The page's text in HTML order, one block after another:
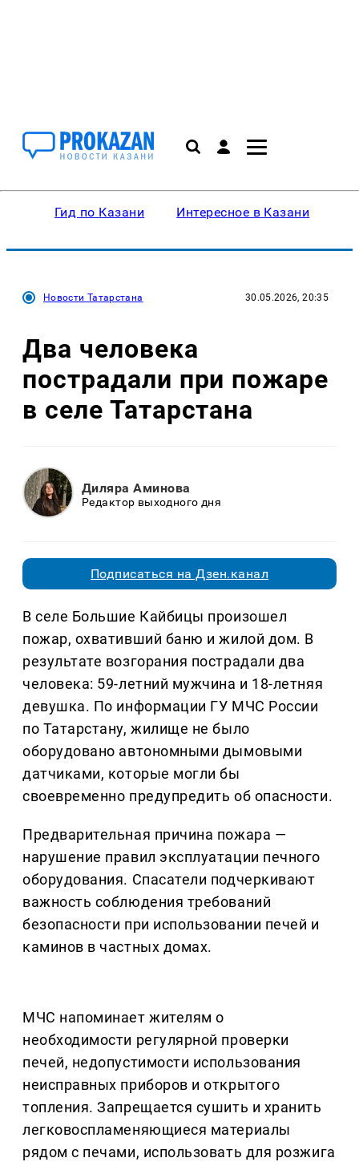
Гид по Казани Интересное в Казани
Новости Татарстана 30.05.2026, 20:35
Два человека
пострадали при пожаре
в селе Татарстана
Диляра Аминова
Редактор выходного дня
Подписаться на Дзен.канал
В селе Большие Кайбицы произошел
пожар, охвативший баню и жилой дом. В
результате возгорания пострадали два
человека: 59-летний мужчина и 18-летняя
девушка. По информации ГУ МЧС России
по Татарстану, жилище не было
оборудовано автономными дымовыми
датчиками, которые могли бы
своевременно предупредить об опасности.
Предварительная причина пожара —
нарушение правил эксплуатации печного
оборудования. Спасатели подчеркивают
важность соблюдения требований
безопасности при использовании печей и
каминов в частных домах.
МЧС напоминает жителям о
необходимости регулярной проверки
печей, недопустимости использования
неисправных приборов и открытого
топления. Запрещается сушить и хранить
легковоспламеняющиеся материалы
рядом с печами, использовать для розжига